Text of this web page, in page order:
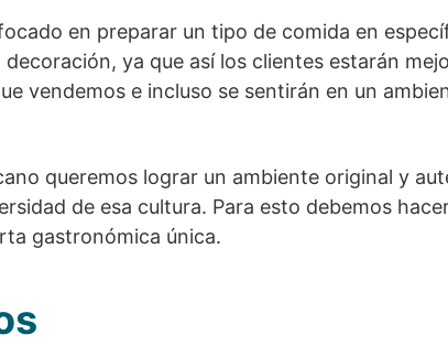
en preparar un tipo de comida en
ya que así los clientes estarán
vendemos e incluso se sentirán en un
queremos lograr un ambiente original y
de esa cultura. Para esto debemos
gastronómica única.